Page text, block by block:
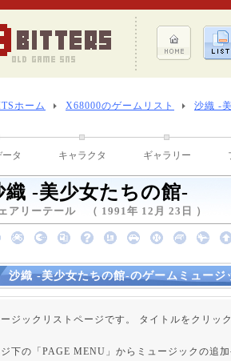
ホーム X68000のゲームリスト 沙織 -
タ キャラクタ ギャラリー
織 -美少女たちの館-
アリーテール （ 1991年 12月 23日 ）
沙織 -美少女たちの館-のゲームミュージ
ージックリストページです。 タイトルをクリッ
下の「PAGE MENU」からミュージックの追